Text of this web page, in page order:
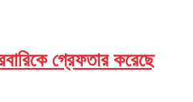
গ্রেফতার করেছে